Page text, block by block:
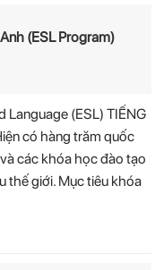
(ESL Program)
Language (ESL) TIẾNG
có hàng trăm quốc
các khóa học đào tạo
thế giới. Mục tiêu khóa